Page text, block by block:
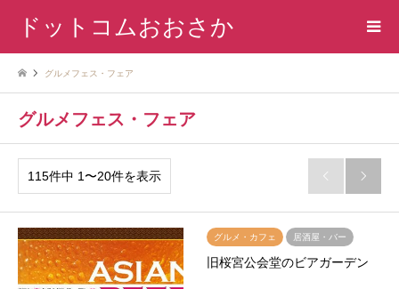
ドットコムおおさか
グルメフェス・フェア
グルメフェス・フェア
115件中 1〜20件を表示  
グルメ・カフェ 居酒屋・バー
旧桜宮公会堂のビアガーデン